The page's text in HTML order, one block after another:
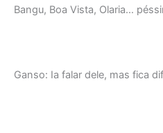
Bangu, Boa Vista, Olaria…
Ganso: Ia falar dele, mas fica